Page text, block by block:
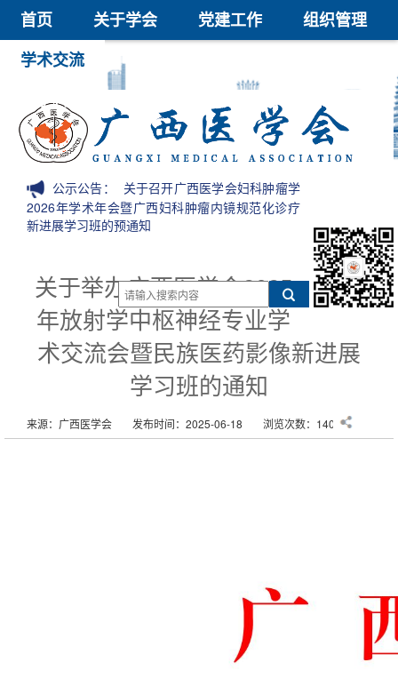
首页 关于学会 党建工作
组织管理
学术交流
继续教育
医学科技奖
信息公开
公示公告： 关于召开广西医学会妇科肿瘤学
2026年学术年会暨广西妇科肿瘤内镜规范化诊疗
新进展学习班的预通知
关于举办广西医学会2025
年放射学中枢神经专业学
术交流会暨民族医药影像新进展
学习班的通知
来源：广西医学会 发布时间：2025-06-18 浏览次数：1400次